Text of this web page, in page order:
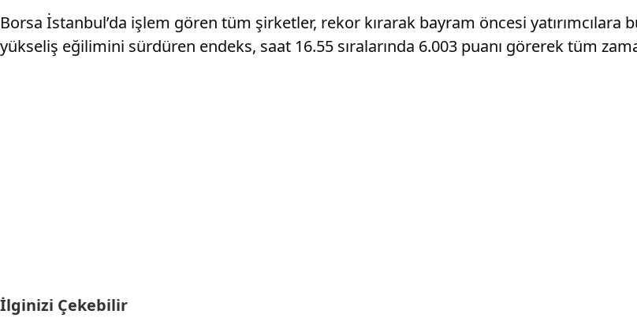
Borsa İstanbul’da işlem gören tüm şirketler, rekor kırarak bayram öncesi yatırımcılara
yükseliş eğilimini sürdüren endeks, saat 16.55 sıralarında 6.003 puanı görerek tüm
İlginizi Çekebilir